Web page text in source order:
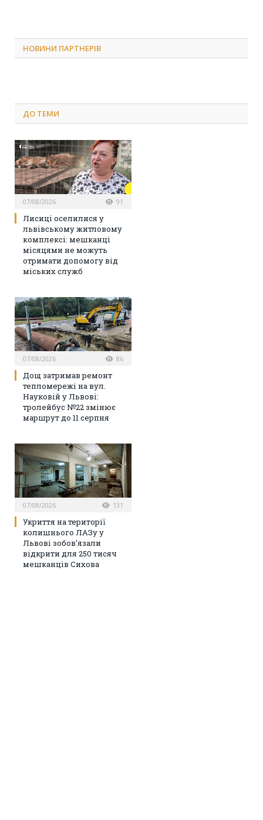
НОВИНИ ПАРТНЕРІВ
ДО ТЕМИ
07/08/2026 91
Лисиці оселилися у
львівському житловому
комплексі: мешканці
місяцями не можуть
отримати допомогу від
міських служб
07/08/2026 86
Дощ затримав ремонт
тепломережі на вул.
Науковій у Львові:
тролейбус №22 змінює
маршрут до 11 серпня
07/08/2026 131
Укриття на території
колишнього ЛАЗу у
Львові зобов’язали
відкрити для 250 тисяч
мешканців Сихова